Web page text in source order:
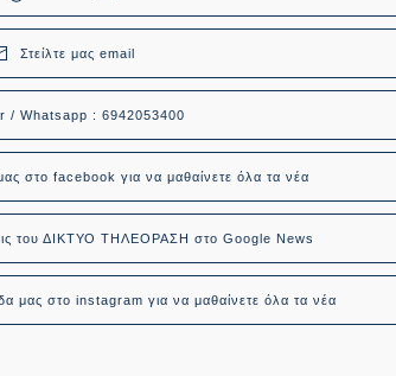
Στείλτε μας email
/ Whatsapp : 6942053400
στο facebook για να μαθαίνετε όλα τα νέα
του ΔΙΚΤΥΟ ΤΗΛΕΟΡΑΣΗ στο Google News
μας στο instagram για να μαθαίνετε όλα τα νέα